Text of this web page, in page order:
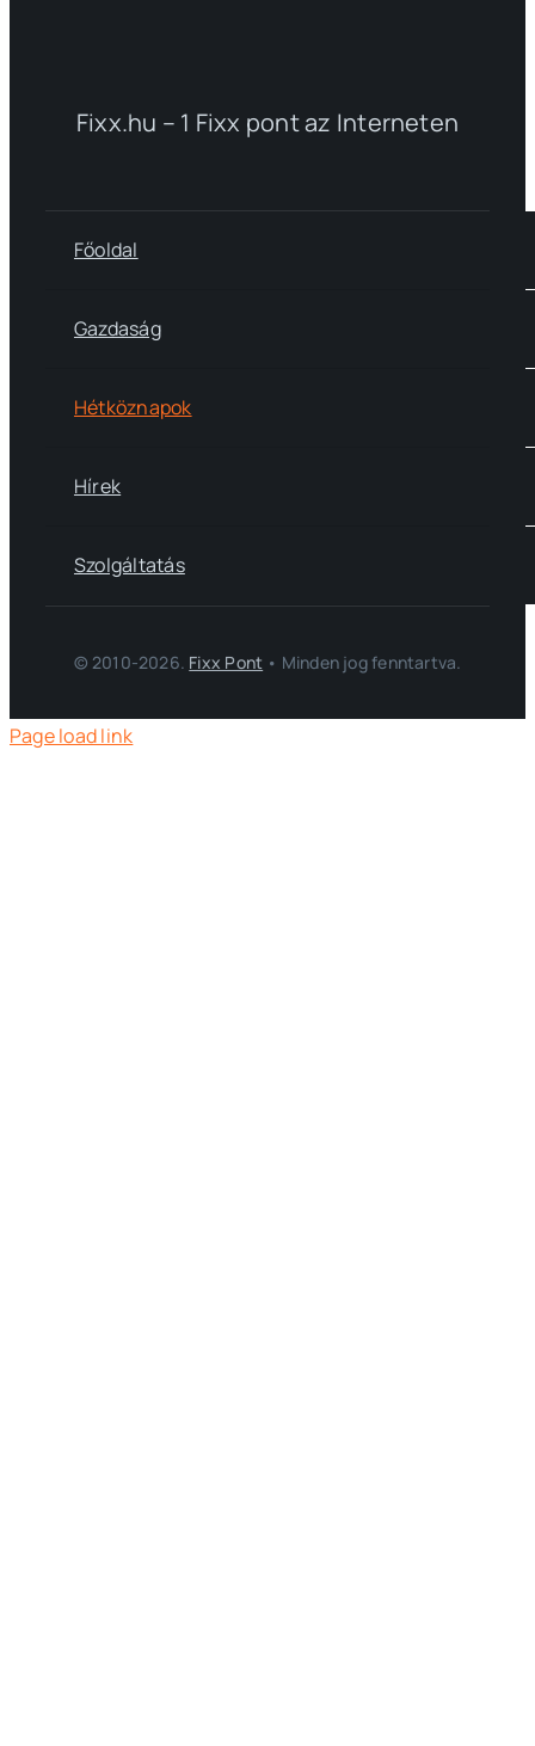
Fixx.hu – 1 Fixx pont az Interneten
Főoldal
Gazdaság
Hétköznapok
Hírek
Szolgáltatás
© 2010-2026. Fixx Pont • Minden jog fenntartva.
Page load link